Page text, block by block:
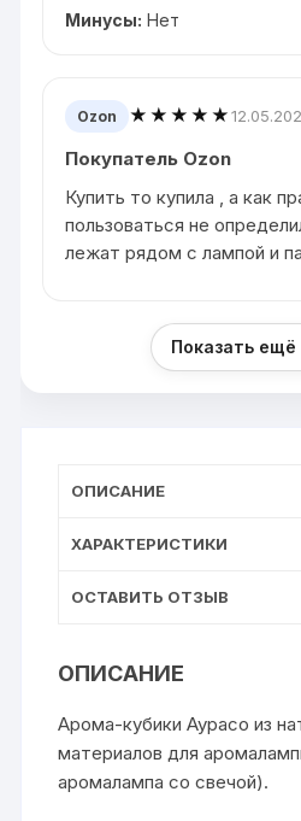
Минусы: Нет
Ozon ★★★★★
Покупатель Ozon
Купить то купила , а как
пользоваться не
лежат рядом с лампой и
Показать ещё
ОПИСАНИЕ
ХАРАКТЕРИСТИКИ
ОСТАВИТЬ ОТЗЫВ
ОПИСАНИЕ
Арома-кубики Аурасо из
материалов для
аромалампа со свечой).